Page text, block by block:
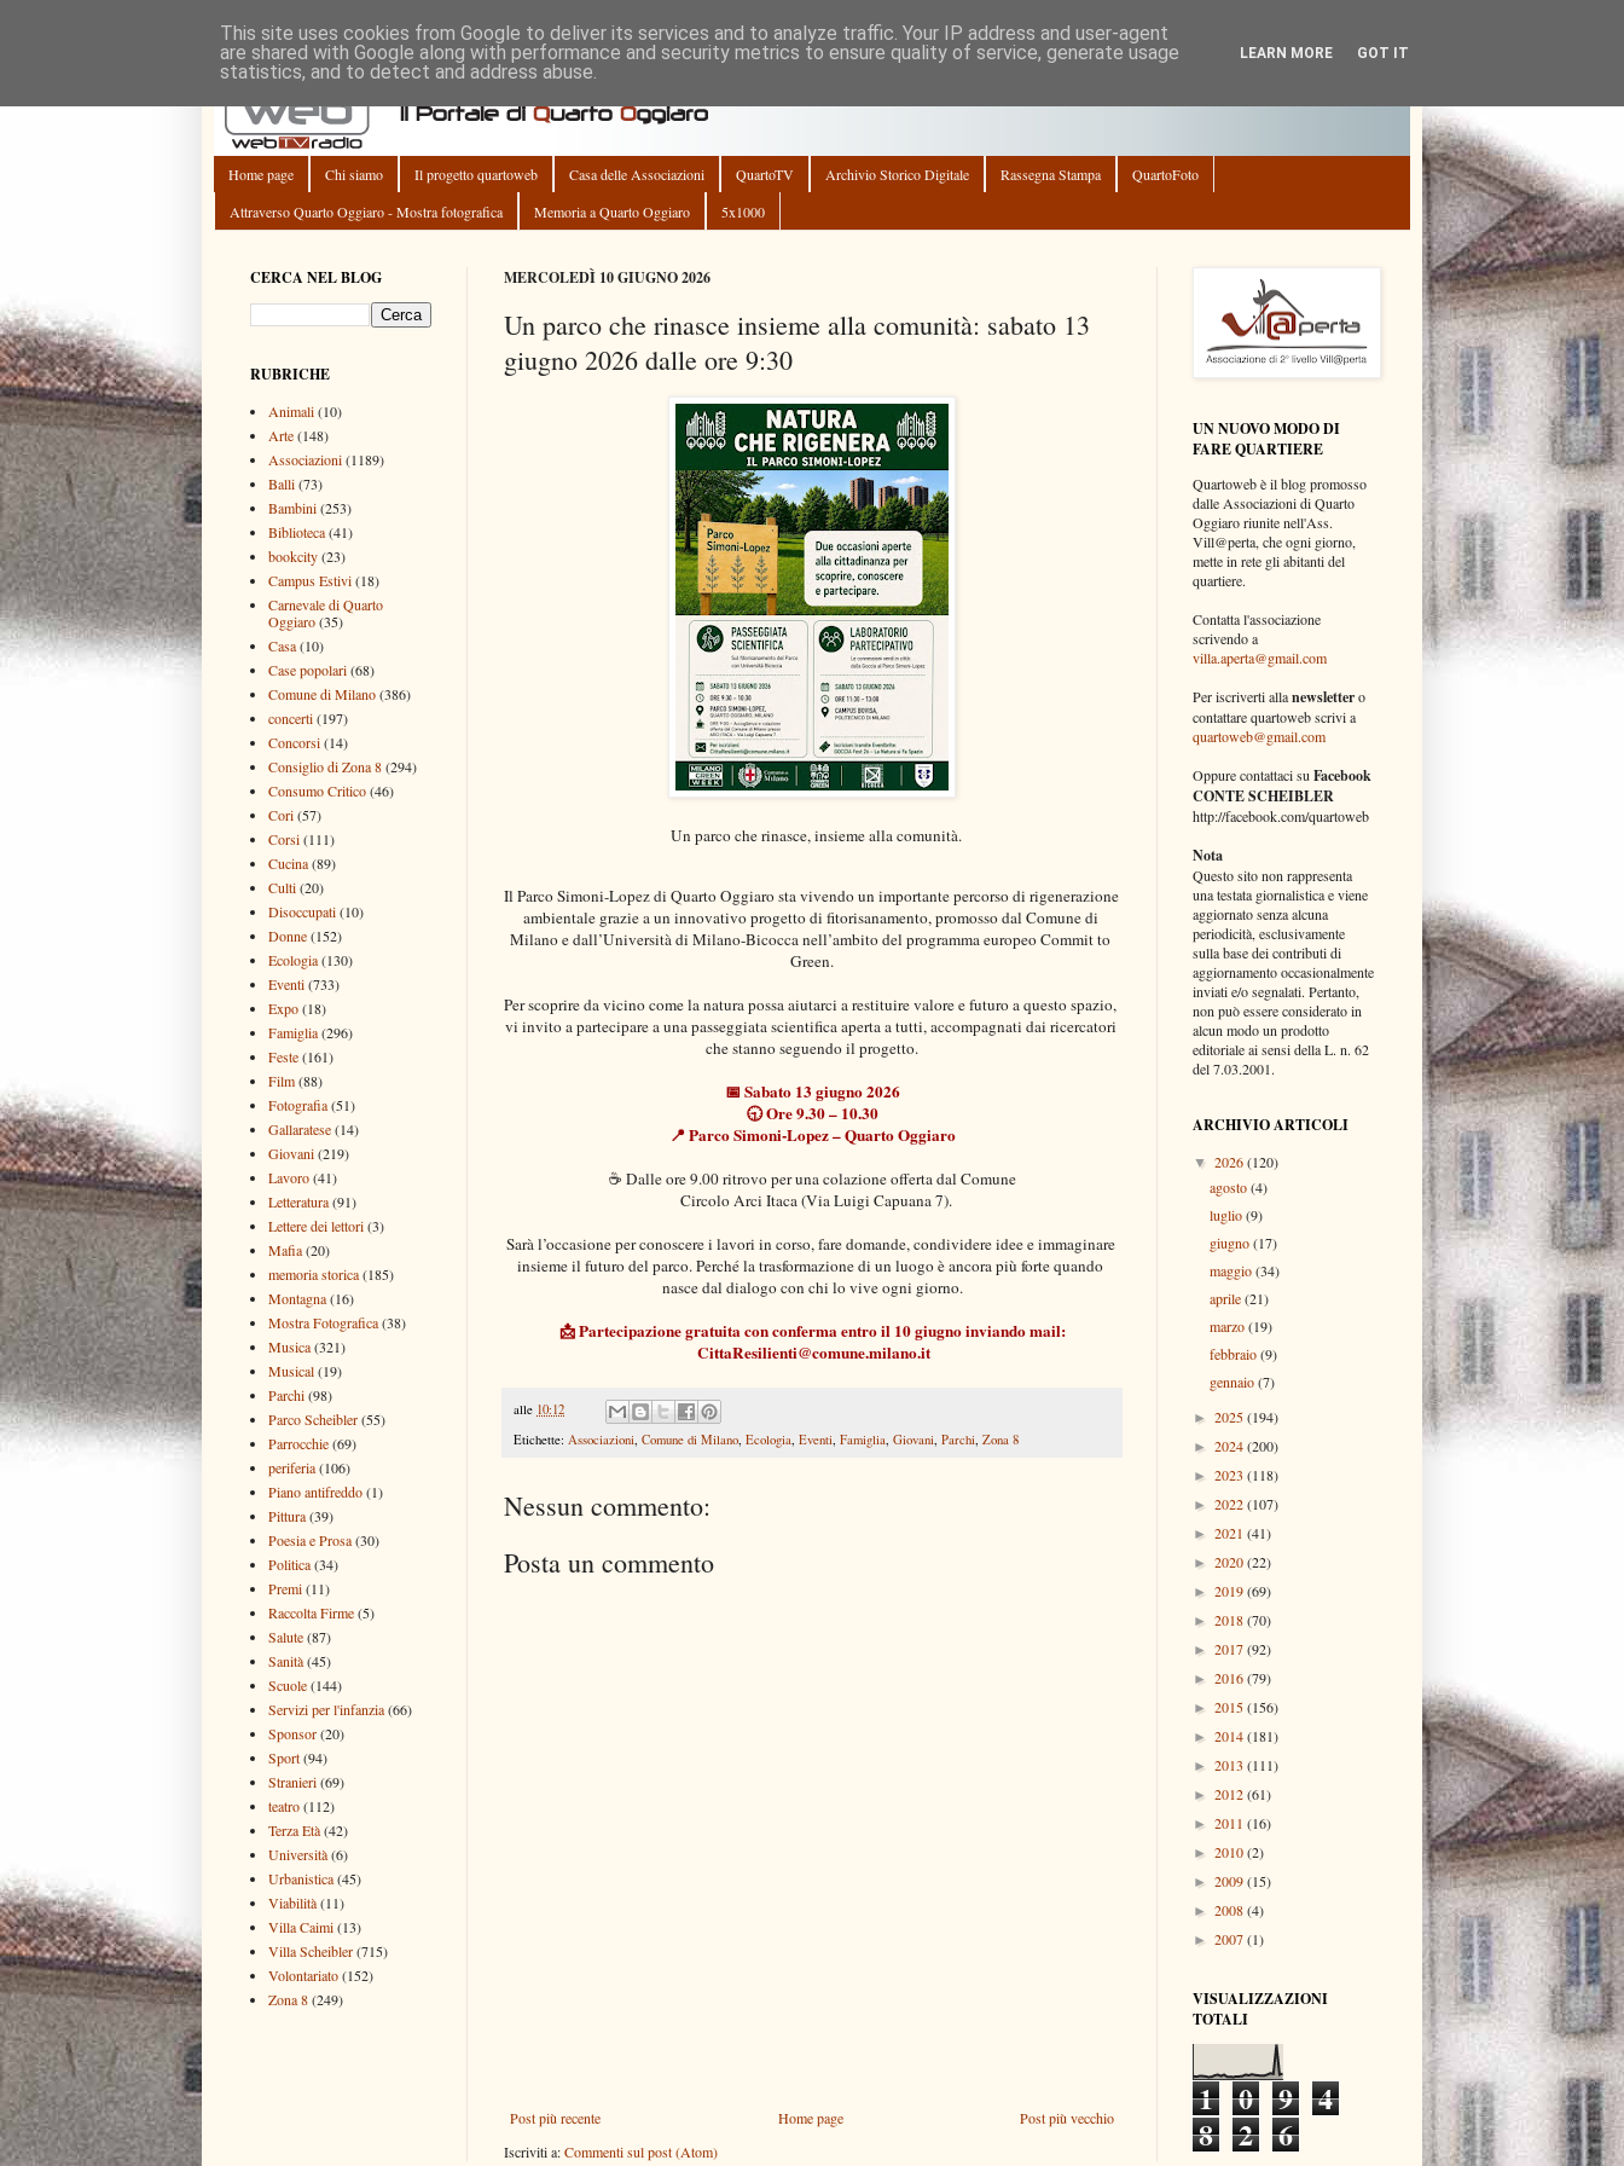
Home page Chi siamo Il progetto quartoweb Casa delle Associazioni QuartoTV Archivio Storico Digitale Rassegna Stampa
QuartoFoto
Attraverso Quarto Oggiaro - Mostra fotografica
Memoria a Quarto Oggiaro 5x1000
MERCOLEDÌ 10 GIUGNO 2026
Un parco che rinasce insieme alla comunità: sabato 13
giugno 2026 dalle ore 9:30
Un parco che rinasce, insieme alla comunità.
Il Parco Simoni-Lopez di Quarto Oggiaro sta vivendo un importante percorso di rigenerazione
ambientale grazie a un innovativo progetto di fitorisanamento, promosso dal Comune di
Milano e dall’Università di Milano-Bicocca nell’ambito del programma europeo Commit to
Green.
Per scoprire da vicino come la natura possa aiutarci a restituire valore e futuro a questo spazio,
vi invito a partecipare a una passeggiata scientifica aperta a tutti, accompagnati dai ricercatori
che stanno seguendo il progetto.
📅 Sabato 13 giugno 2026
🕤 Ore 9.30 – 10.30
📍 Parco Simoni-Lopez – Quarto Oggiaro
☕ Dalle ore 9.00 ritrovo per una colazione offerta dal Comune
Circolo Arci Itaca (Via Luigi Capuana 7).
Sarà l’occasione per conoscere i lavori in corso, fare domande, condividere idee e immaginare
insieme il futuro del parco. Perché la trasformazione di un luogo è ancora più forte quando
nasce dal dialogo con chi lo vive ogni giorno.
📩 Partecipazione gratuita con conferma entro il 10 giugno inviando mail:
CittaResilienti@comune.milano.it
alle 10:12
Etichette: Associazioni, Comune di Milano, Ecologia, Eventi, Famiglia, Giovani, Parchi, Zona 8
Nessun commento:
Posta un commento
Post più recente Post più vecchio
Home page
Iscriviti a:Commenti sul post (Atom)
CERCA NEL BLOG
RUBRICHE
Animali(10)
Arte(148)
Associazioni(1189)
Balli(73)
Bambini(253)
Biblioteca(41)
bookcity(23)
Campus Estivi(18)
Carnevale di Quarto
Oggiaro(35)
Casa(10)
Case popolari(68)
Comune di Milano(386)
concerti(197)
Concorsi(14)
Consiglio di Zona 8(294)
Consumo Critico(46)
Cori(57)
Corsi(111)
Cucina(89)
Culti(20)
Disoccupati(10)
Donne(152)
Ecologia(130)
Eventi(733)
Expo(18)
Famiglia(296)
Feste(161)
Film(88)
Fotografia(51)
Gallaratese(14)
Giovani(219)
Lavoro(41)
Letteratura(91)
Lettere dei lettori(3)
Mafia(20)
memoria storica(185)
Montagna(16)
Mostra Fotografica(38)
Musica(321)
Musical(19)
Parchi(98)
Parco Scheibler(55)
Parrocchie(69)
periferia(106)
Piano antifreddo(1)
Pittura(39)
Poesia e Prosa(30)
Politica(34)
Premi(11)
Raccolta Firme(5)
Salute(87)
Sanità(45)
Scuole(144)
Servizi per l'infanzia(66)
Sponsor(20)
Sport(94)
Stranieri(69)
teatro(112)
Terza Età(42)
Università(6)
Urbanistica(45)
Viabilità(11)
Villa Caimi(13)
Villa Scheibler(715)
Volontariato(152)
Zona 8(249)
UN NUOVO MODO DI
FARE QUARTIERE
Quartoweb è il blog promosso
dalle Associazioni di Quarto
Oggiaro riunite nell'Ass.
Vill@perta, che ogni giorno,
mette in rete gli abitanti del
quartiere.
Contatta l'associazione
scrivendo a
villa.aperta@gmail.com
Per iscriverti allanewslettero
contattare quartoweb scrivi a
quartoweb@gmail.com
Oppure contattaci su Facebook
CONTE SCHEIBLER
http://facebook.com/quartoweb
Nota
Questo sito non rappresenta
una testata giornalistica e viene
aggiornato senza alcuna
periodicità, esclusivamente
sulla base dei contributi di
aggiornamento occasionalmente
inviati e/o segnalati. Pertanto,
non può essere considerato in
alcun modo un prodotto
editoriale ai sensi della L. n. 62
del 7.03.2001.
ARCHIVIO ARTICOLI
▼ 2026(120)
agosto(4)
luglio(9)
giugno(17)
maggio(34)
aprile(21)
marzo(19)
febbraio(9)
gennaio(7)
► 2025(194)
► 2024(200)
► 2023 (118)
► 2022(107)
► 2021 (41)
► 2020(22)
► 2019(69)
► 2018(70)
► 2017(92)
► 2016(79)
► 2015(156)
► 2014(181)
► 2013 (111)
► 2012(61)
► 2011 (16)
► 2010(2)
► 2009(15)
► 2008(4)
► 2007(1)
VISUALIZZAZIONI
TOTALI
1 0 9 4
8 2 6
This site uses cookies from Google to deliver its services and to analyze traffic. Your IP address and user-agent
are shared with Google along with performance and security metrics to ensure quality of service, generate usage
statistics, and to detect and address abuse.
LEARN MORE GOT IT